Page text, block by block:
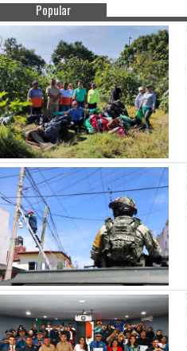
Popular